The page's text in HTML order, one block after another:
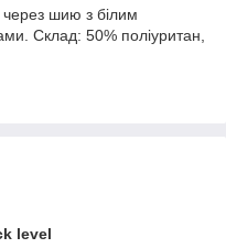
шию з білим
Склад: 50% поліуритан,
level